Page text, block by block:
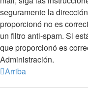
seguramente la
proporcionó no es
un filtro anti-spam. Si
que proporcionó es
Administración.
Arriba